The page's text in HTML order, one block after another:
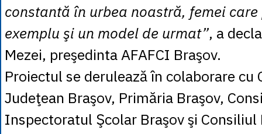
constantă în urbea noastră, femei
exemplu şi un model de urmat”, a
Mezei, preşedinta AFAFCI Braşov.
Proiectul se derulează în colaborare cu
Judeţean Braşov, Primăria Braşov,
Inspectoratul Şcolar Braşov şi